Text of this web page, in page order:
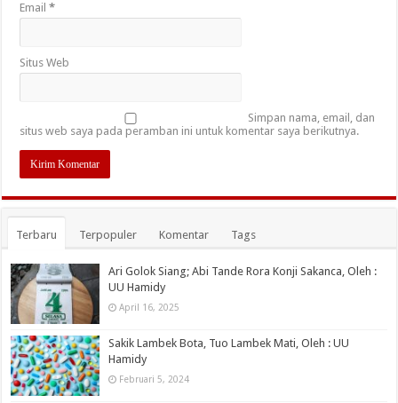
Email*
Situs Web
Simpan nama, email, dan
situs web saya pada peramban ini untuk komentar saya berikutnya.
Terbaru Terpopuler Komentar Tags
Ari Golok Siang; Abi Tande Rora Konji Sakanca, Oleh :
UU Hamidy
April 16, 2025
Sakik Lambek Bota, Tuo Lambek Mati, Oleh : UU
Hamidy
Februari 5, 2024